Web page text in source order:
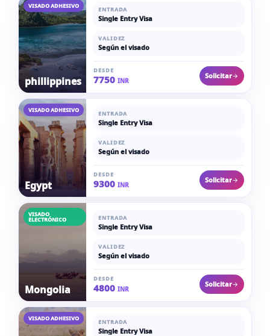
VISADO ADHESIVO
phillippines
ENTRADA
Single Entry Visa
VALIDEZ
Según el visado
DESDE
7750 INR
Solicitar
VISADO ADHESIVO
Egypt
ENTRADA
Single Entry Visa
VALIDEZ
Según el visado
DESDE
9300 INR
Solicitar
VISADO
ELECTRÓNICO
Mongolia
ENTRADA
Single Entry Visa
VALIDEZ
Según el visado
DESDE
4800 INR
Solicitar
VISADO ADHESIVO ENTRADA
Single Entry Visa